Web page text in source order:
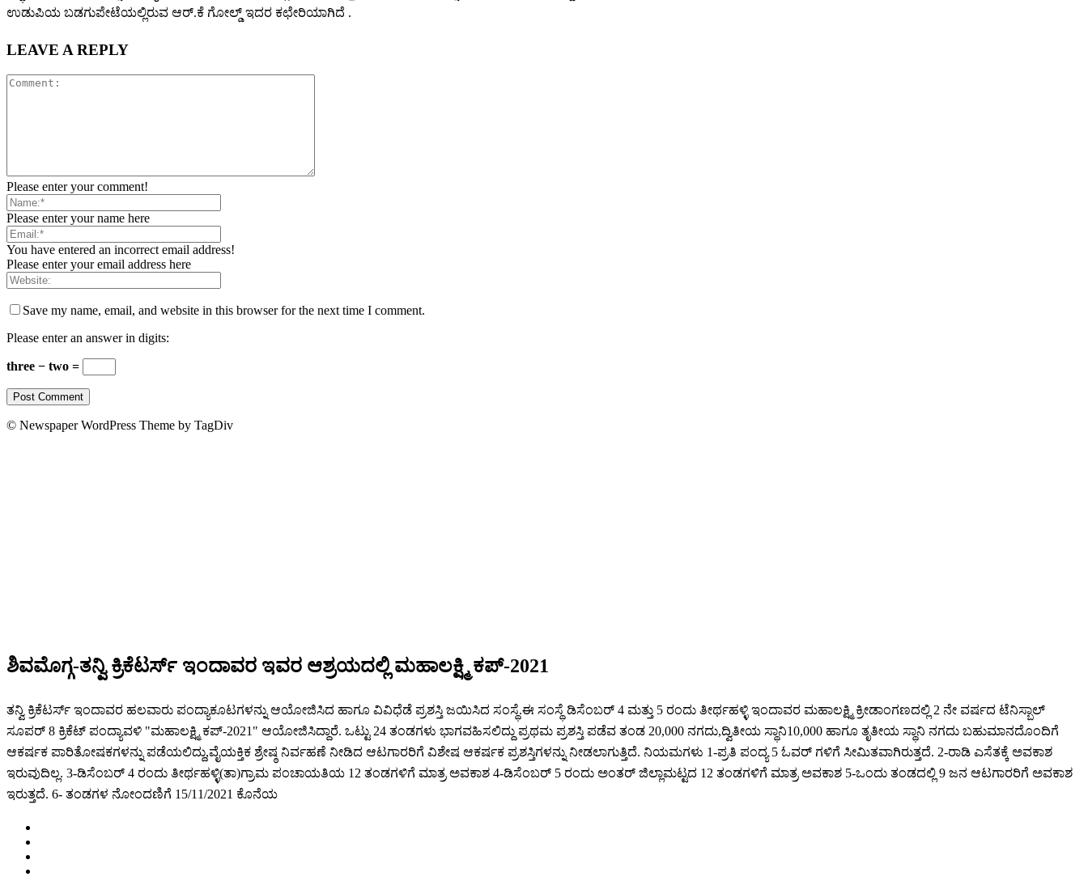
ಉಡುಪಿಯ ಬಡಗುಪೇಟೆಯಲ್ಲಿರುವ ಆರ್.ಕೆ ಗೋಲ್ಡ್ ಇದರ ಕಛೇರಿಯಾಗಿದೆ .
LEAVE A REPLY
Please enter your comment!
Please enter your name here
You have entered an incorrect email address!
Please enter your email address here
Save my name, email, and website in this browser for the next time I comment.
Please enter an answer in digits:
three − two =
© Newspaper WordPress Theme by TagDiv
ಶಿವಮೊಗ್ಗ-ತನ್ವಿ ಕ್ರಿಕೆಟರ್ಸ್ ಇಂದಾವರ ಇವರ ಆಶ್ರಯದಲ್ಲಿ ಮಹಾಲಕ್ಷ್ಮಿ ಕಪ್-2021
ತನ್ವಿ ಕ್ರಿಕೆಟರ್ಸ್ ಇಂದಾವರ ಹಲವಾರು ಪಂದ್ಯಾಕೂಟಗಳನ್ನು ಆಯೋಜಿಸಿದ ಹಾಗೂ ವಿವಿಧೆಡೆ ಪ್ರಶಸ್ತಿ ಜಯಿಸಿದ ಸಂಸ್ಥೆ.ಈ ಸಂಸ್ಥೆ ಡಿಸೆಂಬರ್ 4 ಮತ್ತು 5 ರಂದು ತೀರ್ಥಹಳ್ಳಿ ಇಂದಾವರ ಮಹಾಲಕ್ಷ್ಮಿ ಕ್ರೀಡಾಂಗಣದಲ್ಲಿ 2 ನೇ ವರ್ಷದ ಟೆನಿಸ್ಬಾಲ್
ಸೂಪರ್ 8 ಕ್ರಿಕೆಟ್ ಪಂದ್ಯಾವಳಿ "ಮಹಾಲಕ್ಷ್ಮಿ ಕಪ್-2021" ಆಯೋಜಿಸಿದ್ದಾರೆ. ಒಟ್ಟು 24 ತಂಡಗಳು ಭಾಗವಹಿಸಲಿದ್ದು ಪ್ರಥಮ ಪ್ರಶಸ್ತಿ ಪಡೆವ ತಂಡ 20,000 ನಗದು,ದ್ವಿತೀಯ ಸ್ಥಾನಿ10,000 ಹಾಗೂ ತೃತೀಯ ಸ್ಥಾನಿ ನಗದು ಬಹುಮಾನದೊಂದಿಗೆ
ಆಕರ್ಷಕ ಪಾರಿತೋಷಕಗಳನ್ನು ಪಡೆಯಲಿದ್ದು,ವೈಯಕ್ತಿಕ ಶ್ರೇಷ್ಠ ನಿರ್ವಹಣೆ ನೀಡಿದ ಆಟಗಾರರಿಗೆ ವಿಶೇಷ ಆಕರ್ಷಕ ಪ್ರಶಸ್ತಿಗಳನ್ನು ನೀಡಲಾಗುತ್ತಿದೆ. ನಿಯಮಗಳು 1-ಪ್ರತಿ ಪಂದ್ಯ 5 ಓವರ್ ಗಳಿಗೆ ಸೀಮಿತವಾಗಿರುತ್ತದೆ. 2-ರಾಡಿ ಎಸೆತಕ್ಕೆ ಅವಕಾಶ
ಇರುವುದಿಲ್ಲ. 3-ಡಿಸೆಂಬರ್ 4 ರಂದು ತೀರ್ಥಹಳ್ಳಿ(ತಾ)ಗ್ರಾಮ ಪಂಚಾಯತಿಯ 12 ತಂಡಗಳಿಗೆ ಮಾತ್ರ ಅವಕಾಶ 4-ಡಿಸೆಂಬರ್ 5 ರಂದು ಅಂತರ್ ಜಿಲ್ಲಾಮಟ್ಟದ 12 ತಂಡಗಳಿಗೆ ಮಾತ್ರ ಅವಕಾಶ 5-ಒಂದು ತಂಡದಲ್ಲಿ 9 ಜನ ಆಟಗಾರರಿಗೆ ಅವಕಾಶ
ಇರುತ್ತದೆ. 6- ತಂಡಗಳ ನೋಂದಣಿಗೆ 15/11/2021 ಕೊನೆಯ